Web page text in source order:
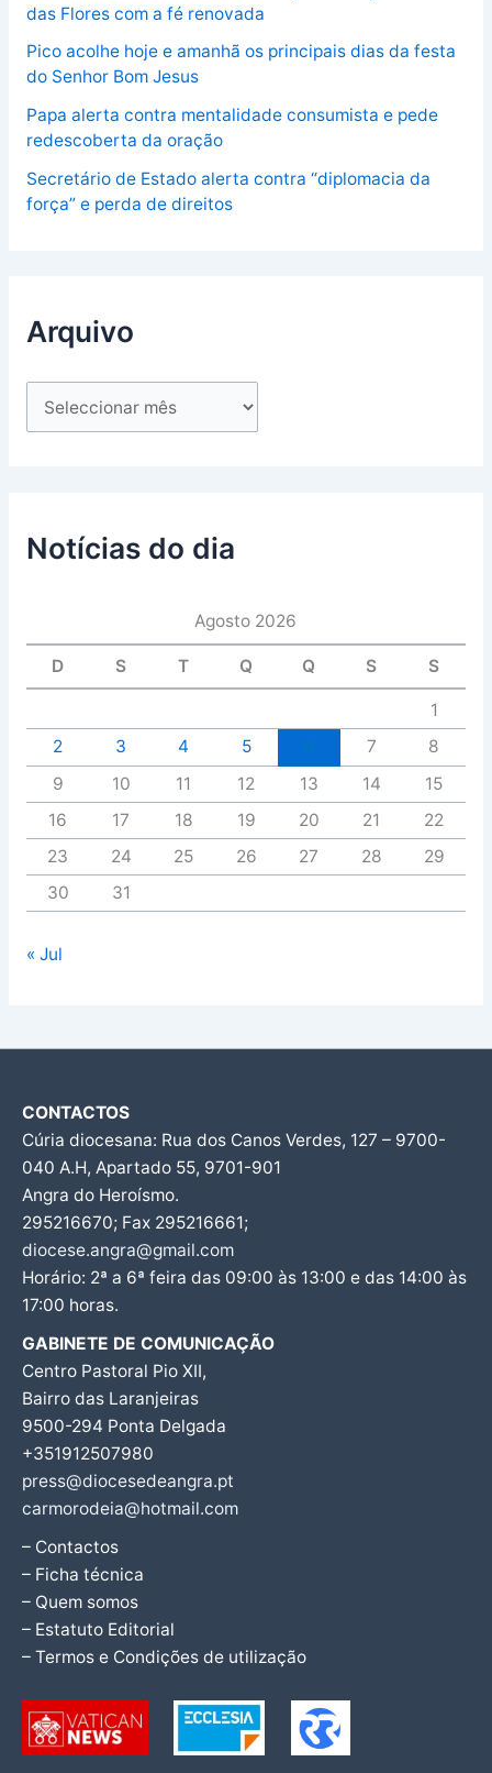
das Flores com a fé renovada
Pico acolhe hoje e amanhã os principais dias da festa
do Senhor Bom Jesus
Papa alerta contra mentalidade consumista e pede
redescoberta da oração
Secretário de Estado alerta contra “diplomacia da
força” e perda de direitos
Arquivo
Notícias do dia
Agosto 2026
D S T Q Q S S
1
2
3 4 5 7
8
9
10 11 12 13 14
15
16
17 18 19 20 21
22
23
24 25 26 27 28
29
30
31
« Jul
CONTACTOS
Cúria diocesana: Rua dos Canos Verdes, 127 – 9700-
040 A.H, Apartado 55, 9701-901
Angra do Heroísmo.
295216670; Fax 295216661;
diocese.angra@gmail.com
Horário: 2ª a 6ª feira das 09:00 às 13:00 e das 14:00 às
17:00 horas.
GABINETE DE COMUNICAÇÃO
Centro Pastoral Pio XII,
Bairro das Laranjeiras
9500-294 Ponta Delgada
+351912507980
press@diocesedeangra.pt
carmorodeia@hotmail.com
– Contactos
– Ficha técnica
– Quem somos
– Estatuto Editorial
– Termos e Condições de utilização